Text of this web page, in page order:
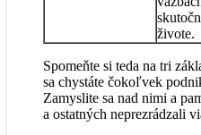
živote.
Spomeňte si teda na tri
sa chystáte čokoľvek
Zamyslite sa nad nimi a
a ostatných neprezrádzali